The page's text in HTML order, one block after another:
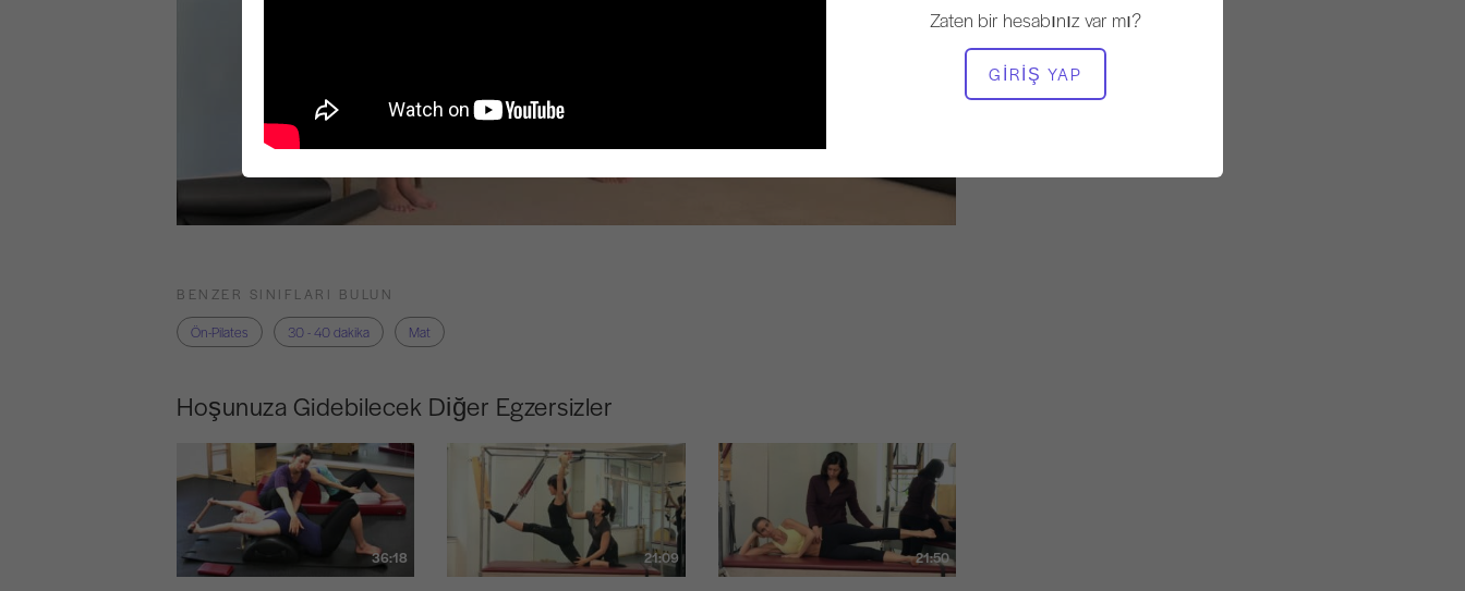
Zaten bir hesabınız var mı?
GIRIŞ YAP
GEREKLI EKIPMAN
Mat
BENZER SINIFLARI BULUN
Ön-Pilates
30 - 40 dakika Mat
Hoşunuza Gidebilecek Diğer Egzersizler
36:18 21:09 21:50